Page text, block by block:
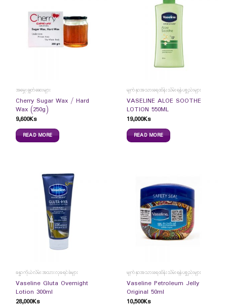
အမွှေးချွတ်ဆေးများ
Cherry Sugar Wax / Hard
Wax (250g)
9,600Ks
READ MORE
မျက်နှာအသားရေထိန်းသိမ်းရန်ပစ္စည်းများ
VASELINE ALOE SOOTHE
LOTION 550ML
19,000Ks
READ MORE
ခန္ဓာကိုယ်လိမ်းအသားလှခရင်ခ်များ
Vaseline Gluta Overnight
Lotion 300ml
28,000Ks
မျက်နှာအသားရေထိန်းသိမ်းရန်ပစ္စည်းများ
Vaseline Petroleum Jelly
Original 50ml
10,500Ks